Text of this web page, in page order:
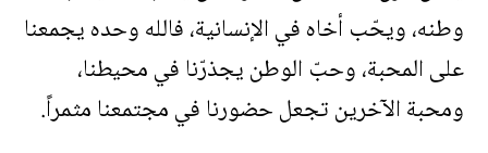
وطنه، ويحّب أخاه في الإنسانية، فالله وحده يجمعنا
على المحبة، وحبّ الوطن يجذرّنا في محيطنا،
ومحبة الآخرين تجعل حضورنا في مجتمعنا مثمراً.